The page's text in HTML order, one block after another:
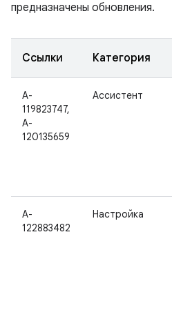
предназначены обновления.
Ссылки Категория
A-
119823747,
A-
120135659
Ассистент
A-
122883482
Настройка